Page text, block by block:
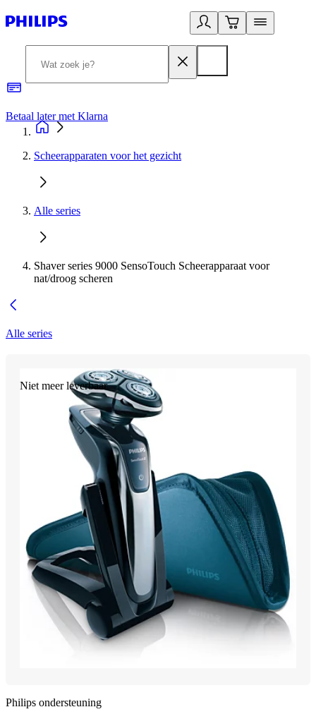
Betaal later met Klarna
Scheerapparaten voor het gezicht
Alle series
Shaver series 9000 SensoTouch Scheerapparaat voor
nat/droog scheren
Alle series
Niet meer leverbaar
Philips ondersteuning